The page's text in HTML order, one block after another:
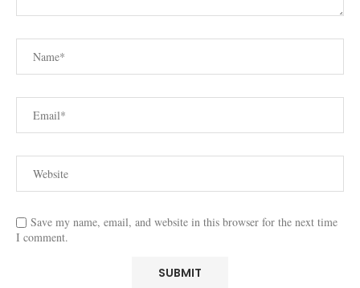
Save my name, email, and website in this browser for the next time
I comment.